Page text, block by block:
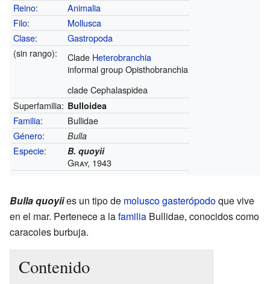
Reino:
Animalia
Filo:
Mollusca
Clase:
Gastropoda
(sin rango):
Clade Heterobranchia
informal group Opisthobranchia
clade Cephalaspidea
Superfamilia: Bulloidea
Familia:
Bullidae
Género: Bulla
Especie: B. quoyii
Gray, 1943
Bulla quoyiies un tipo de moluscogasterópodoque vive
en el mar. Pertenece a lafamilia Bullidae, conocidos como
caracoles burbuja.
Contenido